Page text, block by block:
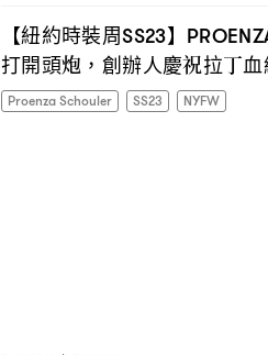
【紐約時裝周SS23】
打開頭炮 ， 創辦人慶祝拉丁
Proenza Schouler SS23 NYFW